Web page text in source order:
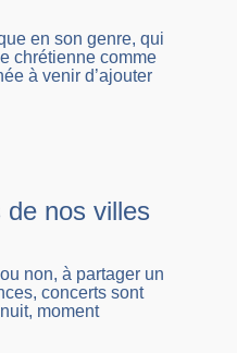
en son genre, qui
chrétienne comme
à venir d’ajouter
de nos villes
non, à partager un
concerts sont
moment